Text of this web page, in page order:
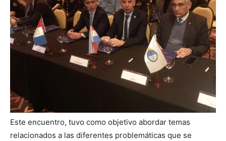
Este encuentro, tuvo como objetivo abordar temas
relacionados a las diferentes problemáticas que se